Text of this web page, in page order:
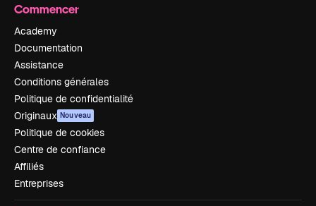
Commencer
Academy
Documentation
Assistance
Conditions générales
Politique de confidentialité
Originaux Nouveau
Politique de cookies
Centre de confiance
Affiliés
Entreprises